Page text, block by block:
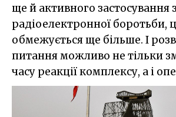
ще й активного застосування
радіоелектронної боротьби,
обмежується ще більше. І
питання можливо не тільки
часу реакції комплексу, а і